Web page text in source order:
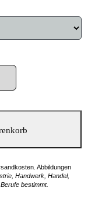
Abbildungen
Handwerk, Handel,
bestimmt.